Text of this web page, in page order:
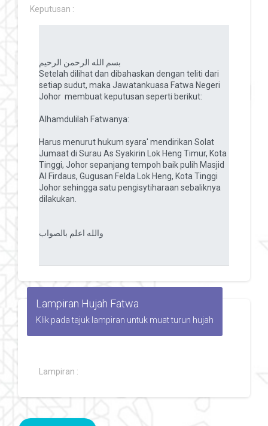
Keputusan :
Lampiran Hujah Fatwa
Klik pada tajuk lampiran untuk muat turun hujah
Lampiran :